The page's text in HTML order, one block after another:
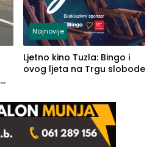
Najnovije
Ljetno kino Tuzla: Bingo i
ovog ljeta na Trgu slobode